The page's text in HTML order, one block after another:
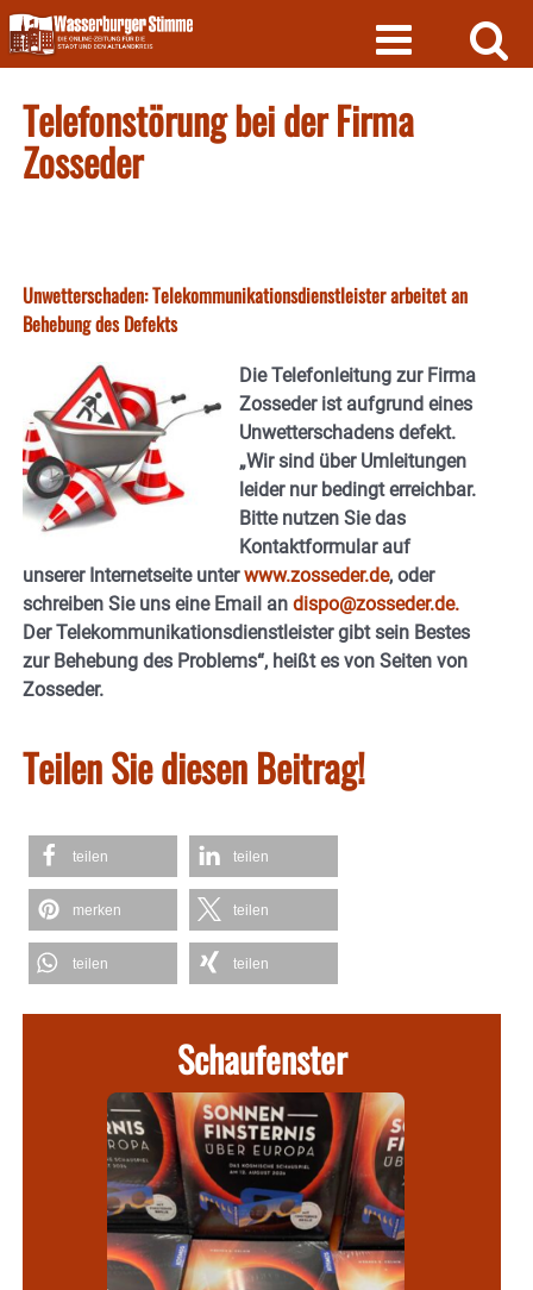
Skip
to
content
Telefonstörung bei der Firma
Zosseder
Unwetterschaden: Telekommunikationsdienstleister arbeitet an
Behebung des Defekts
Die Telefonleitung zur Firma
Zosseder ist aufgrund eines
Unwetterschadens defekt.
„Wir sind über Umleitungen
leider nur bedingt erreichbar.
Bitte nutzen Sie das
Kontaktformular auf
unserer Internetseite unterwww.zosseder.de, oder
schreiben Sie uns eine Email an dispo@zosseder.de.
Der Telekommunikationsdienstleister gibt sein Bestes
zur Behebung des Problems“, heißt es von Seiten von
Zosseder.
Teilen Sie diesen Beitrag!
teilen teilen
merken teilen
teilen teilen
Schaufenster